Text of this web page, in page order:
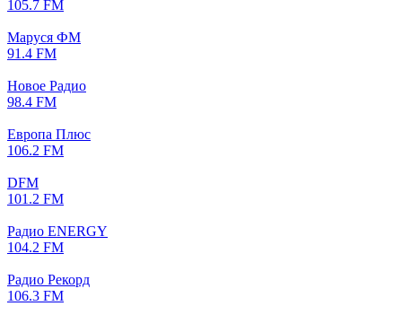
105.7 FM
Маруся ФМ
91.4 FM
Новое Радио
98.4 FM
Европа Плюс
106.2 FM
DFM
101.2 FM
Радио ENERGY
104.2 FM
Радио Рекорд
106.3 FM